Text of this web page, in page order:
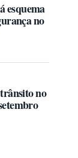
esquema
no
no